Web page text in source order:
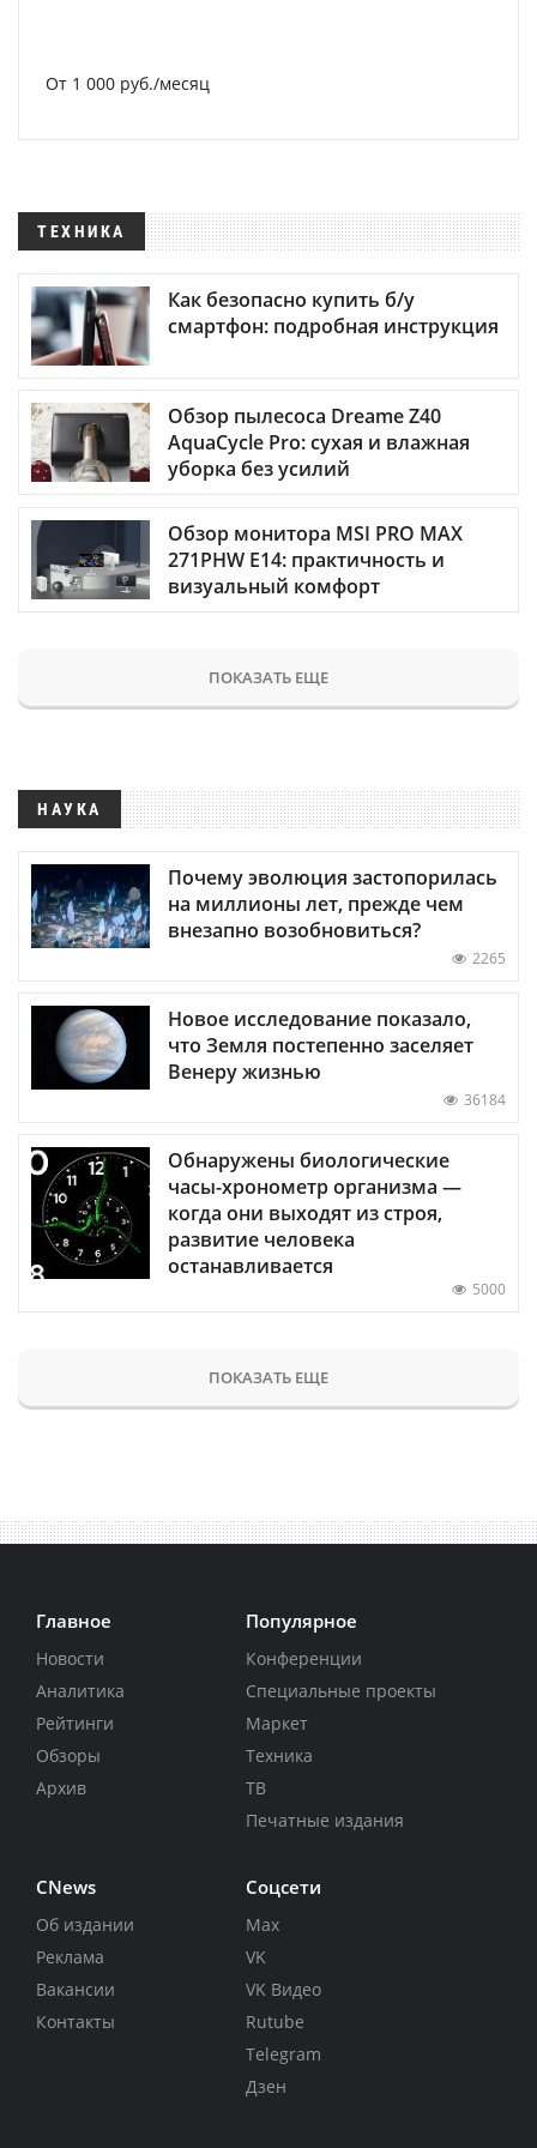
От 1 000 руб./месяц
ТЕХНИКА
Как безопасно купить б/у
смартфон: подробная инструкция
Обзор пылесоса Dreame Z40
AquaCycle Pro: сухая и влажная
уборка без усилий
Обзор монитора MSI PRO MAX
271PHW E14: практичность и
визуальный комфорт
ПОКАЗАТЬ ЕЩЕ
НАУКА
Почему эволюция застопорилась
на миллионы лет, прежде чем
внезапно возобновиться?
2265
Новое исследование показало,
что Земля постепенно заселяет
Венеру жизнью
36184
Обнаружены биологические
часы-хронометр организма —
когда они выходят из строя,
развитие человека
останавливается
5000
ПОКАЗАТЬ ЕЩЕ
Главное
Новости
Аналитика
Рейтинги
Обзоры
Архив
Популярное
Конференции
Специальные проекты
Маркет
Техника
ТВ
Печатные издания
CNews
Об издании
Реклама
Вакансии
Контакты
Соцсети
Max
VK
VK Видео
Rutube
Telegram
Дзен